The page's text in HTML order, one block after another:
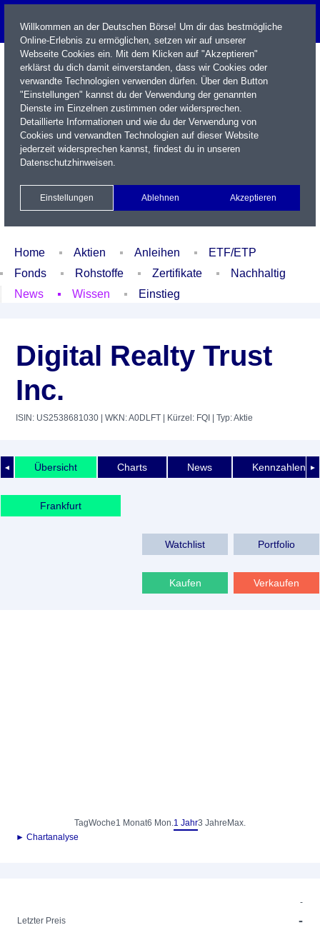
Name / WKN / ISIN / Kürzel
Xetra Realtime
Watchlist Portfolio Login
Home Aktien Anleihen
ETF/ETP
Fonds
Rohstoffe Zertifikate
Nachhaltig
News
Wissen Einstieg
Digital Realty Trust
Inc.
ISIN: US2538681030 | WKN: A0DLFT | Kürzel: FQI | Typ: Aktie
◄ ►
Übersicht Charts News Kennzahlen
Frankfurt
Watchlist Portfolio
Kaufen Verkaufen
TagWoche1 Monat6 Mon.1 Jahr3 Jahre Max.
► Chartanalyse
-
Letzter Preis
-
Willkommen an der Deutschen Börse! Um dir das bestmögliche
Online-Erlebnis zu ermöglichen, setzen wir auf unserer
Webseite Cookies ein. Mit dem Klicken auf "Akzeptieren"
erklärst du dich damit einverstanden, dass wir Cookies oder
verwandte Technologien verwenden dürfen. Über den Button
"Einstellungen" kannst du der Verwendung der genannten
Dienste im Einzelnen zustimmen oder widersprechen.
Detaillierte Informationen und wie du der Verwendung von
Cookies und verwandten Technologien auf dieser Website
jederzeit widersprechen kannst, findest du in unseren
Datenschutzhinweisen.
Einstellungen Ablehnen Akzeptieren